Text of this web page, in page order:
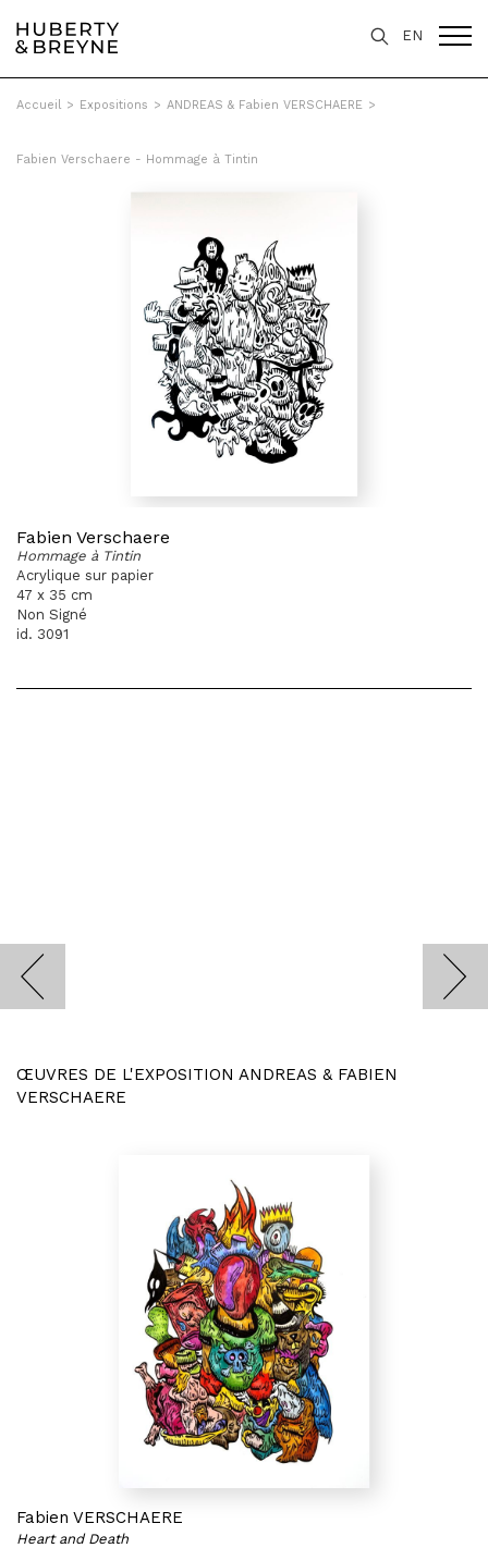
EN
Accueil > Expositions > ANDREAS & Fabien VERSCHAERE >
Fabien Verschaere - Hommage à Tintin
Fabien Verschaere
Hommage à Tintin
Acrylique sur papier
47 x 35 cm
Non Signé
id. 3091
ŒUVRES DE L'EXPOSITION ANDREAS & FABIEN
VERSCHAERE
Fabien VERSCHAERE
Heart and Death